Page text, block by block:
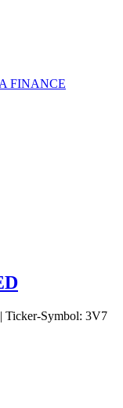
FINANCE
| Ticker-Symbol: 3V7